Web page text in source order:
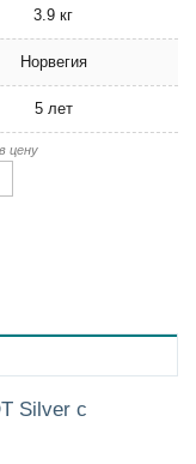
3.9 кг
Норвегия
5 лет
цену
Silver с